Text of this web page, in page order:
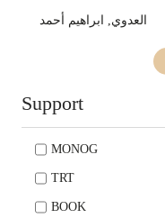
العدوي, ابراهيم أحمد
Support
MONOG
TRT
BOOK